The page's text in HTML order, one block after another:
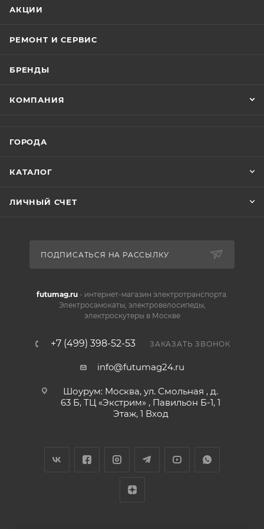
АКЦИИ
РЕМОНТ И СЕРВИС
БРЕНДЫ
КОМПАНИЯ
ГОРОДА
КАТАЛОГ
ЛИЧНЫЙ СЧЕТ
ПОДПИСАТЬСЯ НА РАССЫЛКУ
futumag.ru- интернет-магазин электротранспорта.
Электросамокаты, электровелосипеды,
электроскутеры в Москве
+7 (499) 398-52-53 ЗАКАЗАТЬ ЗВОНОК
info@futumag24.ru
Шоурум: Москва, ул. Смольная , д.
63 Б, ТЦ «Экстрим» , Павильон Б-1, 1
Этаж, 1 Вход